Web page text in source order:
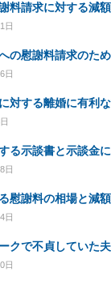
日
日
る示談書と示談金
日
日
日